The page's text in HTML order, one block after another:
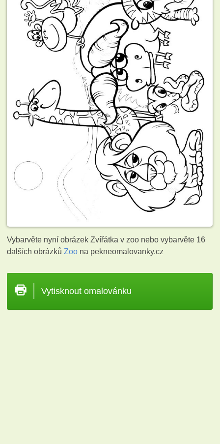
Vybarvěte nyní obrázek Zvířátka v zoo nebo vybarvěte 16
dalších obrázkůZoo na pekneomalovanky.cz
Vytisknout omalovánku